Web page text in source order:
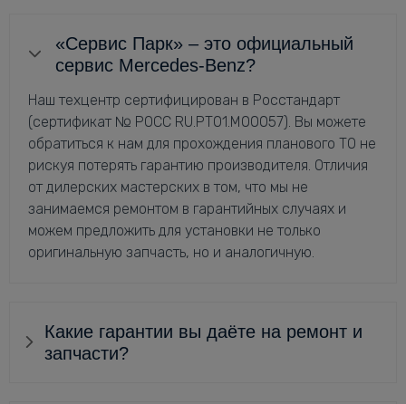
«Сервис Парк» – это официальный
сервис Mercedes-Benz?
Наш техцентр сертифицирован в Росстандарт
(сертификат № РОСС RU.РТ01.М00057). Вы можете
обратиться к нам для прохождения планового ТО не
рискуя потерять гарантию производителя. Отличия
от дилерских мастерских в том, что мы не
занимаемся ремонтом в гарантийных случаях и
можем предложить для установки не только
оригинальную запчасть, но и аналогичную.
Какие гарантии вы даёте на ремонт и
запчасти?